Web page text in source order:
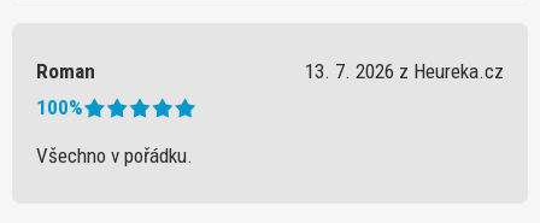
Roman
13. 7. 2026 z Heureka.cz
100%
Všechno v pořádku.